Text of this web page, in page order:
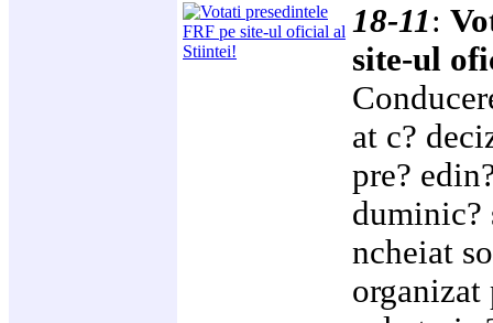
18-11:
site-ul
at c?
pre?
duminic?
ncheiat